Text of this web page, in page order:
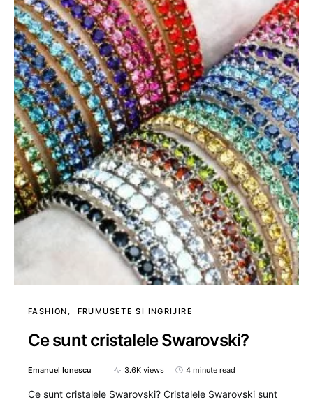
FASHION FRUMUSETE SI INGRIJIRE
Ce sunt cristalele Swarovski?
Emanuel Ionescu 3.6K views 4 minute read
Ce sunt cristalele Swarovski? Cristalele Swarovski sunt